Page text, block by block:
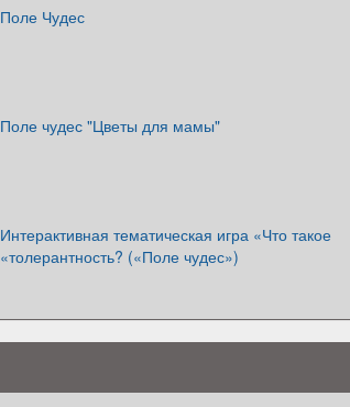
Поле Чудес
Поле чудес "Цветы для мамы"
Интерактивная тематическая игра «Что такое
«толерантность? («Поле чудес»)